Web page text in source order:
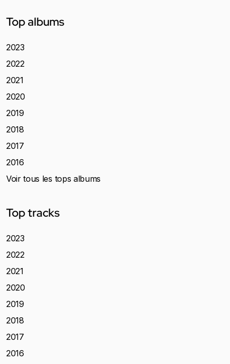
Top albums
2023
2022
2021
2020
2019
2018
2017
2016
Voir tous les tops albums
Top tracks
2023
2022
2021
2020
2019
2018
2017
2016